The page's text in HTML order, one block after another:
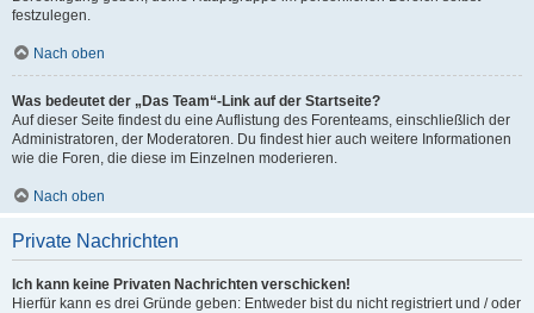
festzulegen.
Nach oben
Was bedeutet der „Das Team“-Link auf der Startseite?
Auf dieser Seite findest du eine Auflistung des Forenteams, einschließlich der
Administratoren, der Moderatoren. Du findest hier auch weitere Informationen
wie die Foren, die diese im Einzelnen moderieren.
Nach oben
Private Nachrichten
Ich kann keine Privaten Nachrichten verschicken!
Hierfür kann es drei Gründe geben: Entweder bist du nicht registriert und / oder